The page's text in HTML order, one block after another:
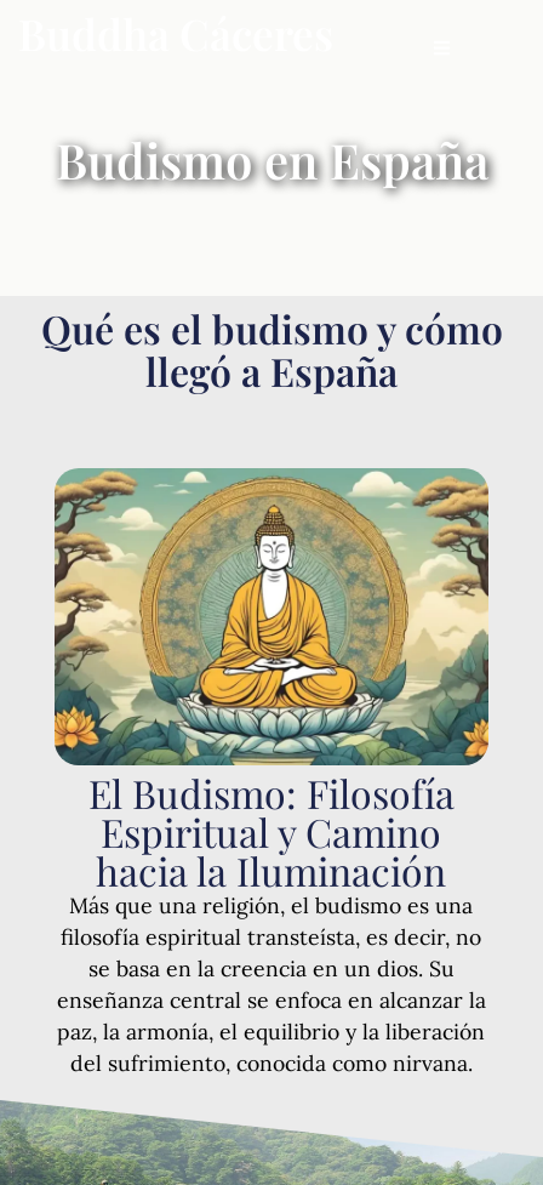
Budismo en España
Qué es el budismo y cómo
llegó a España
El Budismo: Filosofía
Espiritual y Camino
hacia la Iluminación
Más que una religión, el budismo es una
filosofía espiritual transteísta, es decir, no
se basa en la creencia en un dios. Su
enseñanza central se enfoca en alcanzar la
paz, la armonía, el equilibrio y la liberación
del sufrimiento, conocida como nirvana.